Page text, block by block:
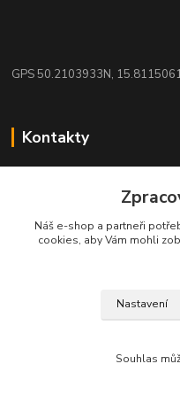
GPS 50.2103933N,
Kontakty
+420 608 942 360
(Po-Pá, 10-16 hod.)
Náš e-shop a partneři
cookies, aby Vám mohli
Nastavení
Souhlas